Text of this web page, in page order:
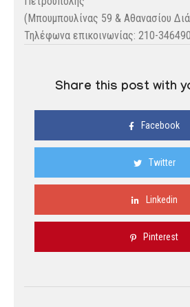
(Μπουμπουλίνας 59 & Αθανασίου
Τηλέφωνα επικοινωνίας: 210-
Share this post with
Facebook
Twitter
Linkedin
Pinterest